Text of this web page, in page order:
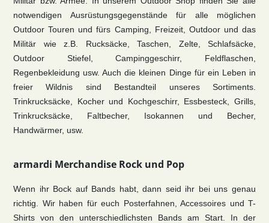
notwendigen Ausrüstungsgegenstände für alle möglichen
Outdoor Touren und fürs Camping, Freizeit, Outdoor und das
Militär wie z.B. Rucksäcke, Taschen, Zelte, Schlafsäcke,
Outdoor Stiefel, Campinggeschirr, Feldflaschen,
Regenbekleidung usw. Auch die kleinen Dinge für ein Leben in
freier Wildnis sind Bestandteil unseres Sortiments.
Trinkrucksäcke, Kocher und Kochgeschirr, Essbesteck, Grills,
Trinkrucksäcke, Faltbecher, Isokannen und Becher,
Handwärmer, usw.
armardi Merchandise Rock und Pop
Wenn ihr Bock auf Bands habt, dann seid ihr bei uns genau
richtig. Wir haben für euch Posterfahnen, Accessoires und T-
Shirts von den unterschiedlichsten Bands am Start. In der